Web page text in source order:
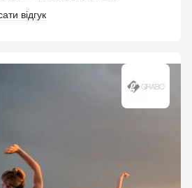
відгук